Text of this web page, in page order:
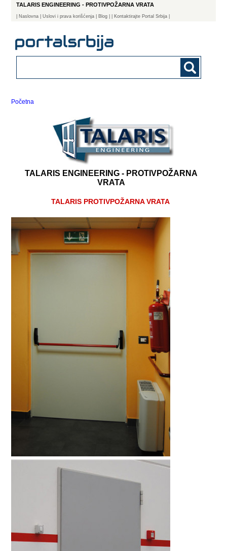
TALARIS ENGINEERING - PROTIVPOŽARNA VRATA
Naslovna | Uslovi i prava korišćenja Blog | Kontaktirajte Portal Srbija |
Početna
TALARIS ENGINEERING - PROTIVPOŽARNA
VRATA
TALARIS PROTIVPOŽARNA VRATA